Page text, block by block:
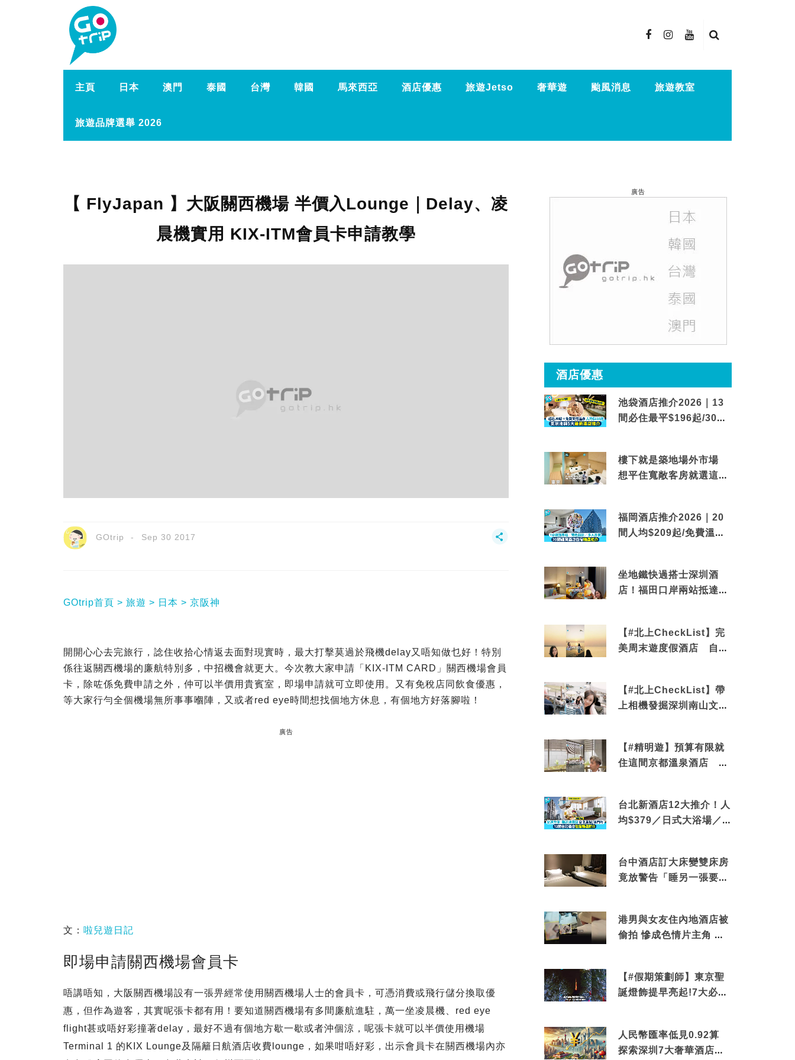
主頁 日本 澳門 泰國 台灣 韓國 馬來西亞 酒店優惠 旅遊Jetso 奢華遊 颱風消息 旅遊教室
旅遊品牌選舉 2026
【 FlyJapan 】大阪關西機場 半價入Lounge｜Delay、凌
晨機實用 KIX-ITM會員卡申請教學
GOtrip Sep 30 2017
GOtrip首頁 旅遊 日本 京阪神
開開心心去完旅行，諗住收拾心情返去面對現實時，最大打擊莫過於飛機delay又唔知做乜好！特別
係往返關西機場的廉航特別多，中招機會就更大。今次教大家申請「KIX-ITM CARD」關西機場會員
卡，除咗係免費申請之外，仲可以半價用貴賓室，即場申請就可立即使用。又有免稅店同飲食優惠，
等大家行勻全個機場無所事事嗰陣，又或者red eye時間想找個地方休息，有個地方好落腳啦！
廣告
文： 啦兒遊日記
即場申請關西機場會員卡
唔講唔知，大阪關西機場設有一張畀經常使用關西機場人士的會員卡，可憑消費或飛行儲分換取優
惠，但作為遊客，其實呢張卡都有用！要知道關西機場有多間廉航進駐，萬一坐凌晨機、red eye
flight甚或唔好彩撞著delay，最好不過有個地方歇一歇或者沖個涼，呢張卡就可以半價使用機場
Terminal 1 的KIX Lounge及隔籬日航酒店收費lounge，如果咁唔好彩，出示會員卡在關西機場內亦
廣告
酒店優惠
池袋酒店推介2026｜13
間必住最平$196起/30秒
樓下就是築地場外市場
想平住寬敞客房就選這間
福岡酒店推介2026｜20
間人均$209起/免費溫泉/
坐地鐵快過搭士深圳酒
店！福田口岸兩站抵達
【#北上CheckList】完
美周末遊度假酒店 自帶
【#北上CheckList】帶
上相機發掘深圳南山文藝
【#精明遊】預算有限就
住這間京都溫泉酒店 車
台北新酒店12大推介！人
均$379／日式大浴場／1
台中酒店訂大床變雙床房
竟放警告「睡另一張要加
港男與女友住內地酒店被
偷拍 慘成色情片主角 鏡
【#假期策劃師】東京聖
誕燈飾提早亮起!7大必去
人民幣匯率低見0.92算
探索深圳7大奢華酒店體